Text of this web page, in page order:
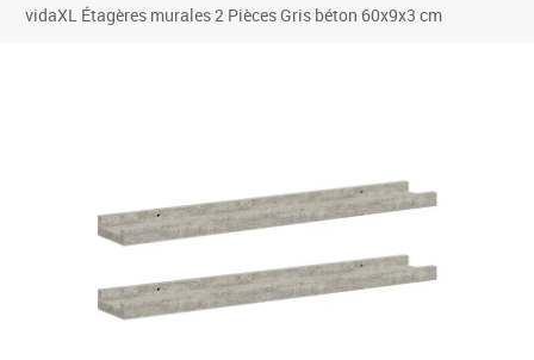
vidaXL Étagères murales 2 Pièces Gris béton 60x9x3 cm